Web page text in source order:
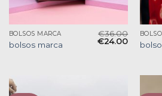
BOLSOS MARCA
bolsos marca
€36.00
€24.00